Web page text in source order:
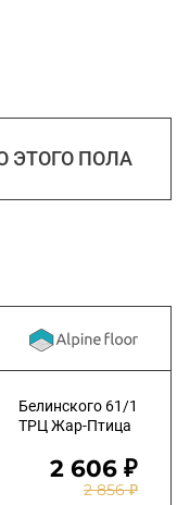
ЭТОГО ПОЛА
Белинского 61/1
ТРЦ Жар-Птица
2 606 ₽
2 856 ₽